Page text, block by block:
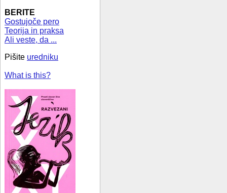
BERITE
Gostujoče pero
Teorija in praksa
Ali veste, da ...
Pišite uredniku
What is this?